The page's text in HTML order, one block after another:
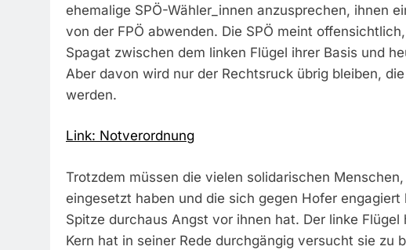
ehemalige SPÖ-Wähler_innen anzusprechen, ihnen
von der FPÖ abwenden. Die SPÖ meint
Spagat zwischen dem linken Flügel ihrer Basis und
Aber davon wird nur der Rechtsruck übrig bleiben,
werden.
Link: Notverordnung
Trotzdem müssen die vielen solidarischen
eingesetzt haben und die sich gegen Hofer
Spitze durchaus Angst vor ihnen hat. Der linke
Kern hat in seiner Rede durchgängig versucht sie zu